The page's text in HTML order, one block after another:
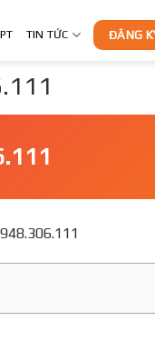
TIN TỨC ĐĂNG